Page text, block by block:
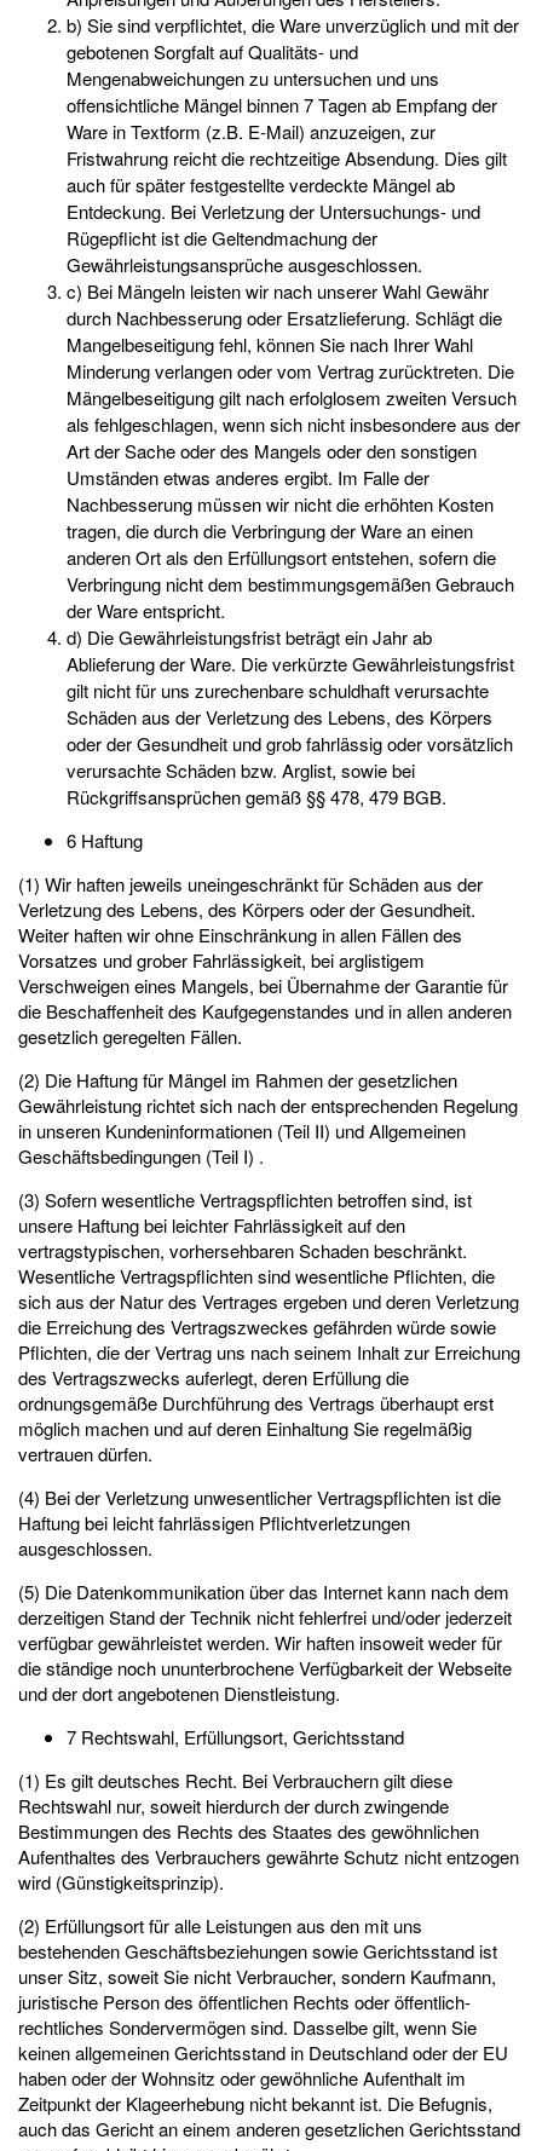
b) Sie sind verpflichtet, die Ware unverzüglich und mit der
gebotenen Sorgfalt auf Qualitäts- und
Mengenabweichungen zu untersuchen und uns
offensichtliche Mängel binnen 7 Tagen ab Empfang der
Ware in Textform (z.B. E-Mail) anzuzeigen, zur
Fristwahrung reicht die rechtzeitige Absendung. Dies gilt
auch für später festgestellte verdeckte Mängel ab
Entdeckung. Bei Verletzung der Untersuchungs- und
Rügepflicht ist die Geltendmachung der
Gewährleistungsansprüche ausgeschlossen.
c) Bei Mängeln leisten wir nach unserer Wahl Gewähr
durch Nachbesserung oder Ersatzlieferung. Schlägt die
Mangelbeseitigung fehl, können Sie nach Ihrer Wahl
Minderung verlangen oder vom Vertrag zurücktreten. Die
Mängelbeseitigung gilt nach erfolglosem zweiten Versuch
als fehlgeschlagen, wenn sich nicht insbesondere aus der
Art der Sache oder des Mangels oder den sonstigen
Umständen etwas anderes ergibt. Im Falle der
Nachbesserung müssen wir nicht die erhöhten Kosten
tragen, die durch die Verbringung der Ware an einen
anderen Ort als den Erfüllungsort entstehen, sofern die
Verbringung nicht dem bestimmungsgemäßen Gebrauch
der Ware entspricht.
d) Die Gewährleistungsfrist beträgt ein Jahr ab
Ablieferung der Ware. Die verkürzte Gewährleistungsfrist
gilt nicht für uns zurechenbare schuldhaft verursachte
Schäden aus der Verletzung des Lebens, des Körpers
oder der Gesundheit und grob fahrlässig oder vorsätzlich
verursachte Schäden bzw. Arglist, sowie bei
Rückgriffsansprüchen gemäß §§ 478, 479 BGB.
6 Haftung
(1) Wir haften jeweils uneingeschränkt für Schäden aus der
Verletzung des Lebens, des Körpers oder der Gesundheit.
Weiter haften wir ohne Einschränkung in allen Fällen des
Vorsatzes und grober Fahrlässigkeit, bei arglistigem
Verschweigen eines Mangels, bei Übernahme der Garantie für
die Beschaffenheit des Kaufgegenstandes und in allen anderen
gesetzlich geregelten Fällen.
(2) Die Haftung für Mängel im Rahmen der gesetzlichen
Gewährleistung richtet sich nach der entsprechenden Regelung
in unseren Kundeninformationen (Teil II) und Allgemeinen
Geschäftsbedingungen (Teil I) .
(3) Sofern wesentliche Vertragspflichten betroffen sind, ist
unsere Haftung bei leichter Fahrlässigkeit auf den
vertragstypischen, vorhersehbaren Schaden beschränkt.
Wesentliche Vertragspflichten sind wesentliche Pflichten, die
sich aus der Natur des Vertrages ergeben und deren Verletzung
die Erreichung des Vertragszweckes gefährden würde sowie
Pflichten, die der Vertrag uns nach seinem Inhalt zur Erreichung
des Vertragszwecks auferlegt, deren Erfüllung die
ordnungsgemäße Durchführung des Vertrags überhaupt erst
möglich machen und auf deren Einhaltung Sie regelmäßig
vertrauen dürfen.
(4) Bei der Verletzung unwesentlicher Vertragspflichten ist die
Haftung bei leicht fahrlässigen Pflichtverletzungen
ausgeschlossen.
(5) Die Datenkommunikation über das Internet kann nach dem
derzeitigen Stand der Technik nicht fehlerfrei und/oder jederzeit
verfügbar gewährleistet werden. Wir haften insoweit weder für
die ständige noch ununterbrochene Verfügbarkeit der Webseite
und der dort angebotenen Dienstleistung.
7 Rechtswahl, Erfüllungsort, Gerichtsstand
(1) Es gilt deutsches Recht. Bei Verbrauchern gilt diese
Rechtswahl nur, soweit hierdurch der durch zwingende
Bestimmungen des Rechts des Staates des gewöhnlichen
Aufenthaltes des Verbrauchers gewährte Schutz nicht entzogen
wird (Günstigkeitsprinzip).
(2) Erfüllungsort für alle Leistungen aus den mit uns
bestehenden Geschäftsbeziehungen sowie Gerichtsstand ist
unser Sitz, soweit Sie nicht Verbraucher, sondern Kaufmann,
juristische Person des öffentlichen Rechts oder öffentlich-
rechtliches Sondervermögen sind. Dasselbe gilt, wenn Sie
keinen allgemeinen Gerichtsstand in Deutschland oder der EU
haben oder der Wohnsitz oder gewöhnliche Aufenthalt im
Zeitpunkt der Klageerhebung nicht bekannt ist. Die Befugnis,
auch das Gericht an einem anderen gesetzlichen Gerichtsstand